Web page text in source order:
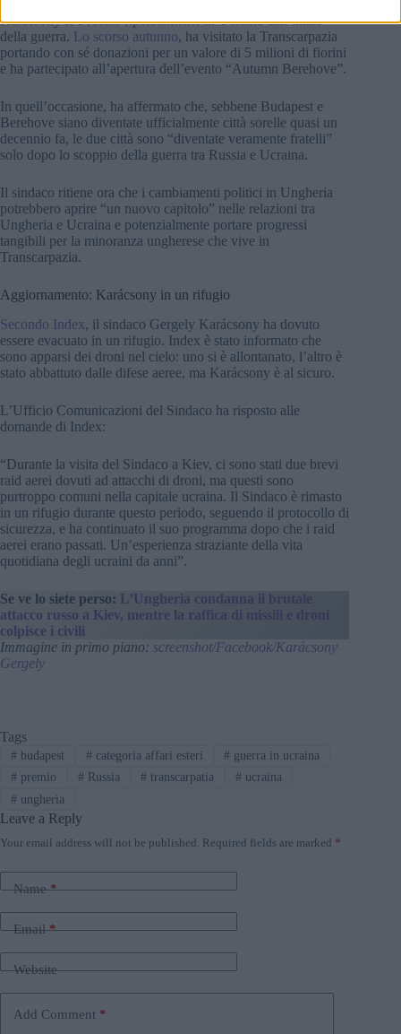
Karácsony si è recato ripetutamente in Ucraina dall’inizio
della guerra. Lo scorso autunno, ha visitato la Transcarpazia
portando con sé donazioni per un valore di 5 milioni di fiorini
e ha partecipato all’apertura dell’evento “Autumn Berehove”.
In quell’occasione, ha affermato che, sebbene Budapest e
Berehove siano diventate ufficialmente città sorelle quasi un
decennio fa, le due città sono “diventate veramente fratelli”
solo dopo lo scoppio della guerra tra Russia e Ucraina.
Il sindaco ritiene ora che i cambiamenti politici in Ungheria
potrebbero aprire “un nuovo capitolo” nelle relazioni tra
Ungheria e Ucraina e potenzialmente portare progressi
tangibili per la minoranza ungherese che vive in
Transcarpazia.
Aggiornamento: Karácsony in un rifugio
Secondo Index, il sindaco Gergely Karácsony ha dovuto
essere evacuato in un rifugio. Index è stato informato che
sono apparsi dei droni nel cielo: uno si è allontanato, l’altro è
stato abbattuto dalle difese aeree, ma Karácsony è al sicuro.
L’Ufficio Comunicazioni del Sindaco ha risposto alle
domande di Index:
“Durante la visita del Sindaco a Kiev, ci sono stati due brevi
raid aerei dovuti ad attacchi di droni, ma questi sono
purtroppo comuni nella capitale ucraina. Il Sindaco è rimasto
in un rifugio durante questo periodo, seguendo il protocollo di
sicurezza, e ha continuato il suo programma dopo che i raid
aerei erano passati. Un’esperienza straziante della vita
quotidiana degli ucraini da anni”.
Se ve lo siete perso: L’Ungheria condanna il brutale
attacco russo a Kiev, mentre la raffica di missili e droni
colpisce i civili
Immagine in primo piano: screenshot/Facebook/Karácsony
Gergely
Tags
#budapest #categoria affari esteri # guerra in ucraina
#premio #Russia # transcarpatia # ucraina
#ungheria
Leave a Reply
Your email address will not be published. Required fields are marked *
Name*
Email*
Website
Add Comment *